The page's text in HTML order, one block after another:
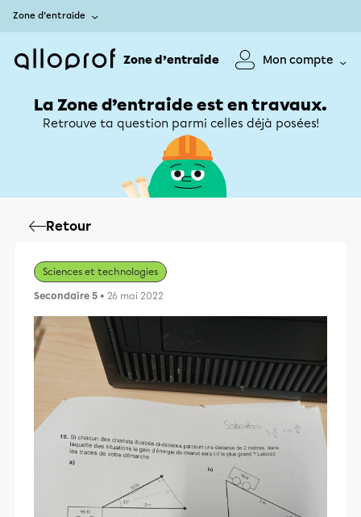
Zone d’entraide
Zone d’entraide Mon compte
La Zone d’entraide est en travaux.
Retrouve ta question parmi celles déjà posées!
Retour
Sciences et technologies
Secondaire 5 • 26 mai 2022